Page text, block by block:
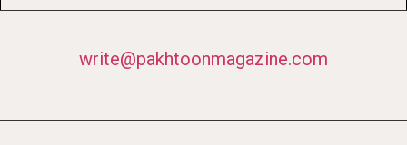
write@pakhtoonmagazine.com